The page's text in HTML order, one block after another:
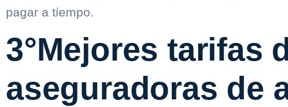
pagar a tiempo.
3°Mejores tarifas
aseguradoras de